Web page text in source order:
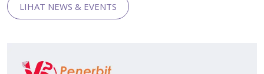
LIHAT NEWS & EVENTS